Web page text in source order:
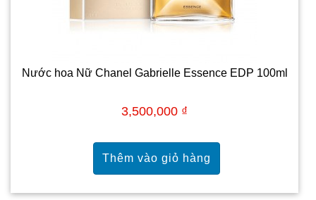
Nước hoa Nữ Chanel Gabrielle Essence EDP 100ml
3,500,000 ₫